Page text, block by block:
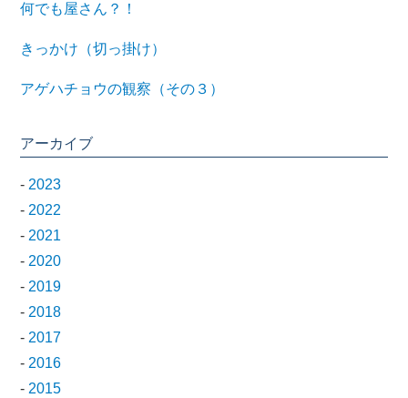
何でも屋さん？！
きっかけ（切っ掛け）
アゲハチョウの観察（その３）
アーカイブ
- 2023
- 2022
- 2021
- 2020
- 2019
- 2018
- 2017
- 2016
- 2015